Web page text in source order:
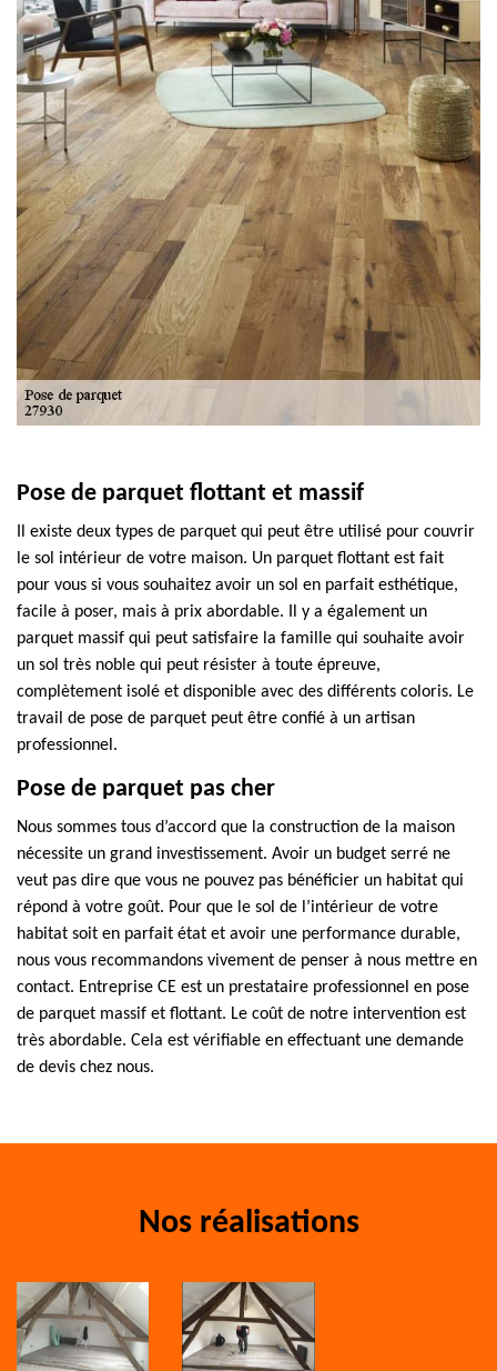
Pose de parquet flottant et massif
Il existe deux types de parquet qui peut être utilisé pour couvrir
le sol intérieur de votre maison. Un parquet flottant est fait
pour vous si vous souhaitez avoir un sol en parfait esthétique,
facile à poser, mais à prix abordable. Il y a également un
parquet massif qui peut satisfaire la famille qui souhaite avoir
un sol très noble qui peut résister à toute épreuve,
complètement isolé et disponible avec des différents coloris. Le
travail de pose de parquet peut être confié à un artisan
professionnel.
Pose de parquet pas cher
Nous sommes tous d’accord que la construction de la maison
nécessite un grand investissement. Avoir un budget serré ne
veut pas dire que vous ne pouvez pas bénéficier un habitat qui
répond à votre goût. Pour que le sol de l’intérieur de votre
habitat soit en parfait état et avoir une performance durable,
nous vous recommandons vivement de penser à nous mettre en
contact. Entreprise CE est un prestataire professionnel en pose
de parquet massif et flottant. Le coût de notre intervention est
très abordable. Cela est vérifiable en effectuant une demande
de devis chez nous.
Nos réalisations